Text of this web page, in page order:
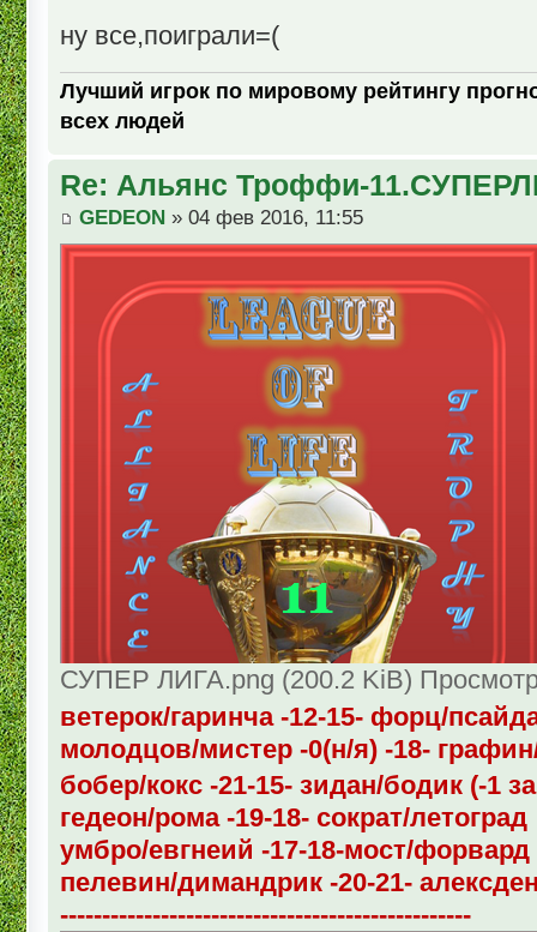
ну все,поиграли=(
Лучший игрок по мировому рейтингу
всех людей
Re: Альянс Троффи-
GEDEON » 04 фев 2016, 11:55
СУПЕР ЛИГА.png (200.2 KiB)
ветерок/гаринча -12-15- форц/
молодцов/мистер -0(н/я) -18-
бобер/кокс -21-15- зидан/бодик (-1
гедеон/рома -19-18- сократ/летоград
умбро/евгнеий -17-18-мост/форвард
пелевин/димандрик -20-21-
-------------------------------------------------